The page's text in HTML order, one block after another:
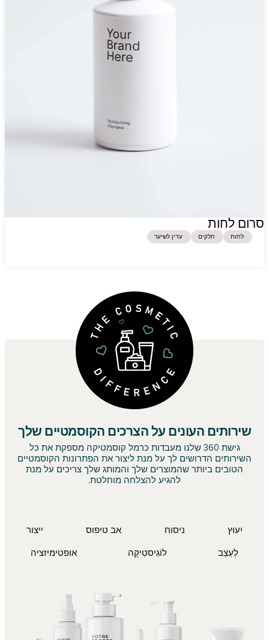
סרום לחות
לחות חלקים עדין לשיער
שירותים העונים על הצרכים הקוסמטיים שלך
גישת 360 שלנו מעבדות כרמל קוסמטיקה מספקת את כל
השירותים הדרושים לך על מנת ליצור את הפתרונות הקוסמטיים
הטובים ביותר שהמוצרים שלך והמותג שלך צריכים על מנת
להגיע להצלחה מוחלטת.
יִעוּץ ניסוח אב טיפוס ייצור
לְעַצֵב לוֹגִיסטִיקָה אופטימיזציה